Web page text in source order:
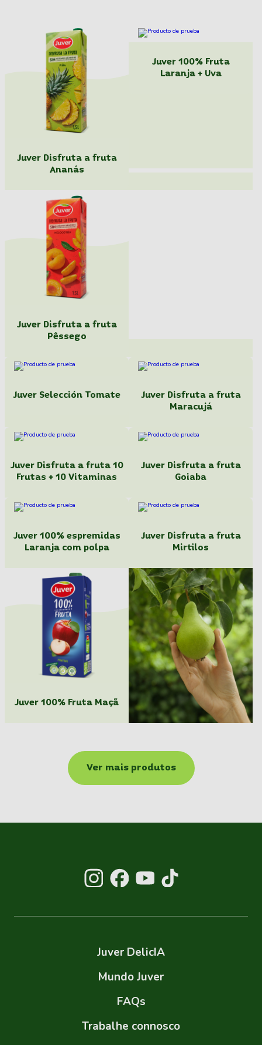
Juver Disfruta a fruta
Ananás
Juver 100% Fruta
Laranja + Uva
Juver Disfruta a fruta
Pêssego
Juver Selección Tomate
Juver Disfruta a fruta
Maracujá
Juver Disfruta a fruta 10
Frutas + 10 Vitaminas
Juver Disfruta a fruta
Goiaba
Juver 100% espremidas
Laranja com polpa
Juver Disfruta a fruta
Mirtilos
Juver 100% Fruta Maçã
Ver mais produtos
Juver DelicIA
Mundo Juver
FAQs
Trabalhe connosco